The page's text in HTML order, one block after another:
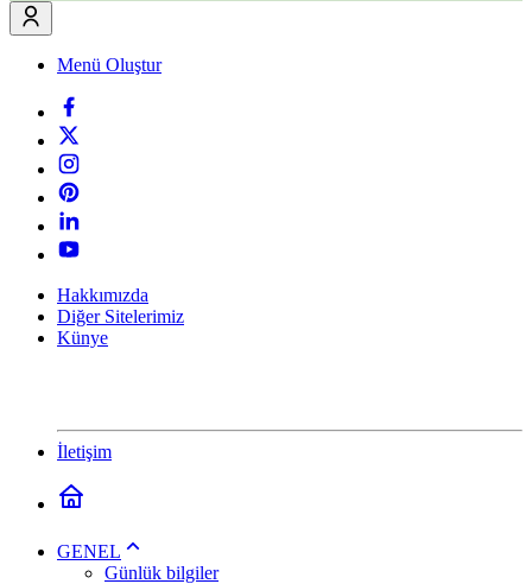
Menü Oluştur
Hakkımızda
Diğer Sitelerimiz
Künye
İletişim
GENEL
Günlük bilgiler